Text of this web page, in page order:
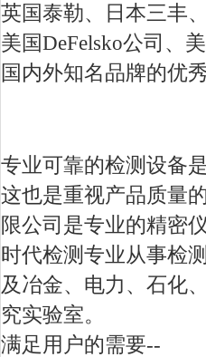
英国泰勒、日本三丰
美国DeFelsko公司、
国内外知名品牌的优
专业可靠的检测设备
这也是重视产品质量
限公司是专业的精密
时代检测专业从事检
及冶金、电力、石化
究实验室。
满足用户的需要--